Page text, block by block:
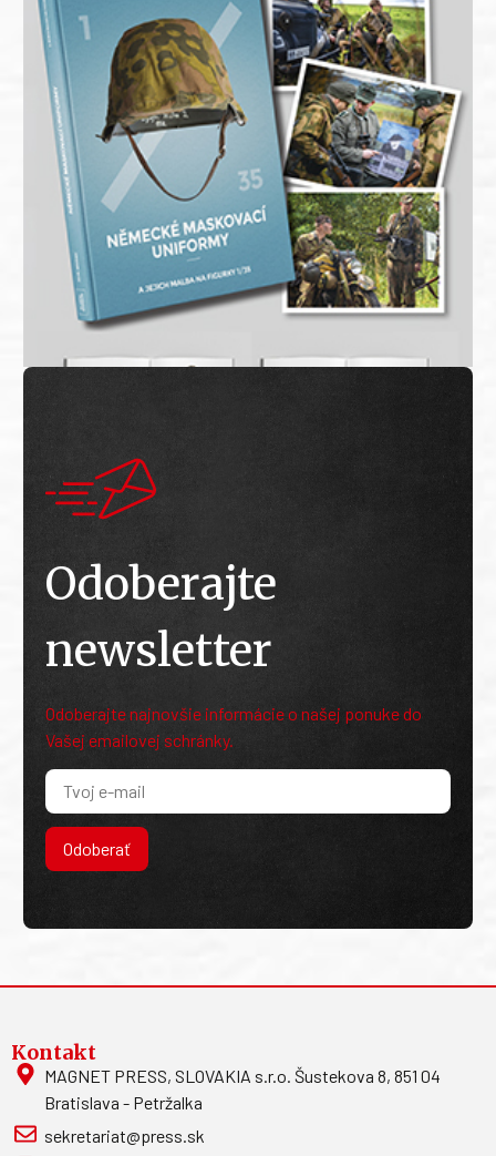
Odoberajte
newsletter
Odoberajte najnovšie informácie o našej ponuke do
Vašej emailovej schránky.
Odoberať
Kontakt
MAGNET PRESS, SLOVAKIA s.r.o. Šustekova 8, 851 04
Bratislava - Petržalka
sekretariat@press.sk